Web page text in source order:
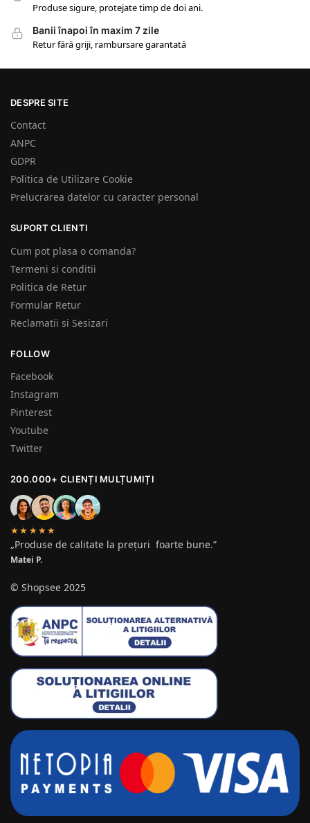
Produse sigure, protejate timp de doi ani.
Banii înapoi în maxim 7 zile
Retur fără griji, rambursare garantată
DESPRE SITE
Contact
ANPC
GDPR
Politica de Utilizare Cookie
Prelucrarea datelor cu caracter personal
SUPORT CLIENTI
Cum pot plasa o comanda?
Termeni si conditii
Politica de Retur
Formular Retur
Reclamatii si Sesizari
FOLLOW
Facebook
Instagram
Pinterest
Youtube
Twitter
200.000+ CLIENȚI MULȚUMIȚI
★★★★★
„Produse de calitate la prețuri foarte bune.”
Matei P.
© Shopsee 2025